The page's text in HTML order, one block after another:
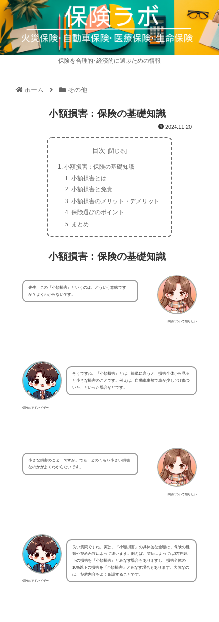
保険を合理的･経済的に選ぶための情報
ホーム その他
小額損害：保険の基礎知識
2024.11.20
目次
小額損害：保険の基礎知識
小額損害とは
小額損害と免責
小額損害のメリット・デメリット
保険選びのポイント
まとめ
小額損害：保険の基礎知識
保険について知りたい
先生、この『小額損害』というのは、どういう意味です
か？よくわからないです。
保険のアドバイザー
そうですね。『小額損害』とは、簡単に言うと、損害全体から見る
と小さな損害のことです。例えば、自動車事故で車が少しだけ傷つ
いた、といった場合などです。
保険について知りたい
小さな損害のこと…ですか。でも、どのくらい小さい損害
なのかがよくわからないです。
保険のアドバイザー
良い質問ですね。実は、『小額損害』の具体的な金額は、保険の種
類や契約内容によって違います。例えば、契約によっては5万円以
下の損害を『小額損害』とみなす場合もありますし、損害全体の
10%以下の損害を『小額損害』とみなす場合もあります。大切なの
は、契約内容をよく確認することです。